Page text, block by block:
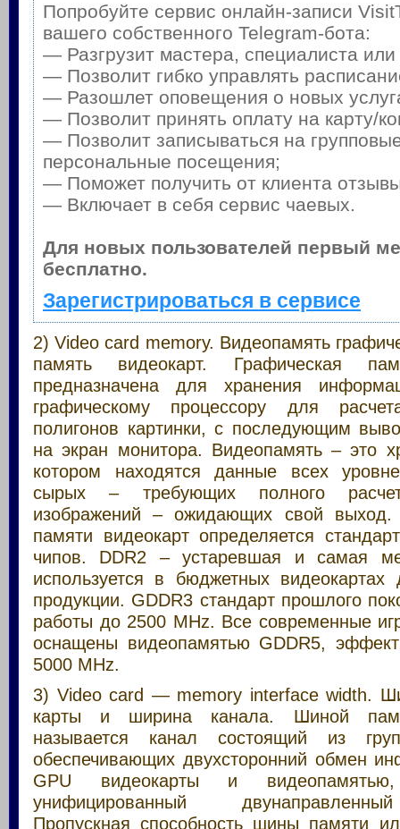
Попробуйте сервис онлайн-записи
вашего собственного Telegram-бота:
— Разгрузит мастера, специалиста
— Позволит гибко управлять
— Разошлет оповещения о новых
— Позволит принять оплату на карту/
— Позволит записываться на
персональные посещения;
— Поможет получить от клиента
— Включает в себя сервис чаевых.
Для новых пользователей первый
бесплатно.
Зарегистрироваться в сервисе
2) Video card memory. Видеопамять
память видеокарт. Графическая
предназначена для хранения
графическому процессору для
полигонов картинки, с последующим
на экран монитора. Видеопамять – это
котором находятся данные всех
сырых – требующих полного
изображений – ожидающих свой выход.
памяти видеокарт определяется
чипов. DDR2 – устаревшая и самая
используется в бюджетных
продукции. GDDR3 стандарт прошлого
работы до 2500 MHz. Все современные
оснащены видеопамятью GDDR5,
5000 MHz.
3) Video card — memory interface width.
карты и ширина канала. Шиной
называется канал состоящий из
обеспечивающих двухсторонний обмен
GPU видеокарты и
унифицированный
Пропускная способность шины памяти